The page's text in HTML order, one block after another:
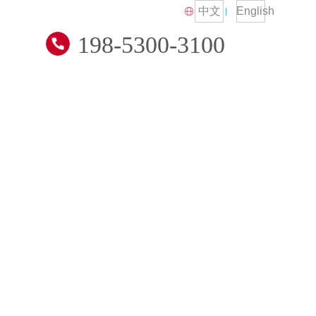
中文 English
198-5300-3100